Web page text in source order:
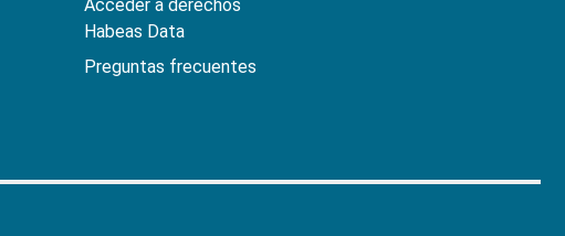
Acceder a derechos
Habeas Data
Preguntas frecuentes